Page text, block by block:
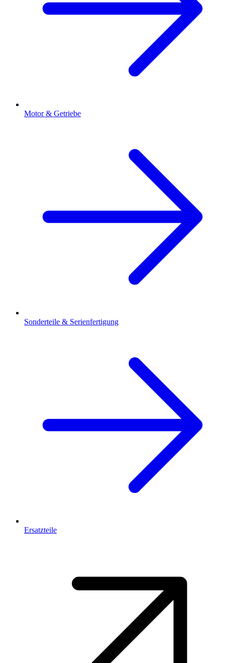
Motor & Getriebe
Sonderteile & Serienfertigung
Ersatzteile